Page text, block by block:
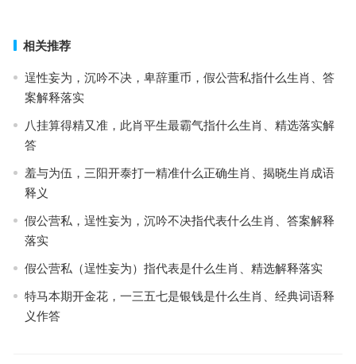
相关推荐
逞性妄为，沉吟不决，卑辞重币，假公营私指什么生肖、答
案解释落实
八挂算得精又准，此肖平生最霸气指什么生肖、精选落实解
答
羞与为伍，三阳开泰打一精准什么正确生肖、揭晓生肖成语
释义
假公营私，逞性妄为，沉吟不决指代表什么生肖、答案解释
落实
假公营私（逞性妄为）指代表是什么生肖、精选解释落实
特马本期开金花，一三五七是银钱是什么生肖、经典词语释
义作答